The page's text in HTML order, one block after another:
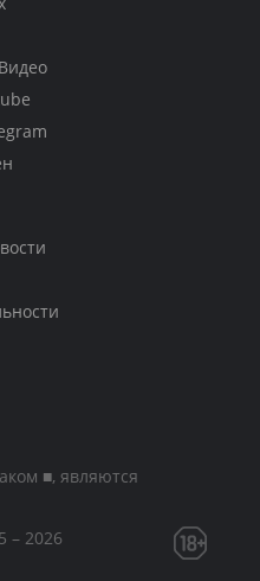
■, являются
– 2026